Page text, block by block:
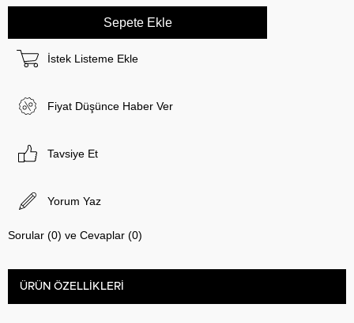
İstek Listeme Ekle
Fiyat Düşünce Haber Ver
Tavsiye Et
Yorum Yaz
Sorular (0) ve Cevaplar (0)
ÜRÜN ÖZELLIKLERI